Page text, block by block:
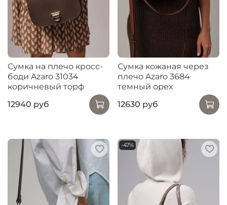
Сумка на плечо кросс-
боди Azaro 31034
коричневый торф
12940 руб
Сумка кожаная через
плечо Azaro 3684
темный орех
12630 руб
-47%